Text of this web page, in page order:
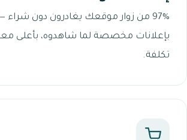
97% من زوار موقعك يغادرون دون شراء
بإعلانات مخصصة لما شاهدوه، بأعلى
تكلفة.